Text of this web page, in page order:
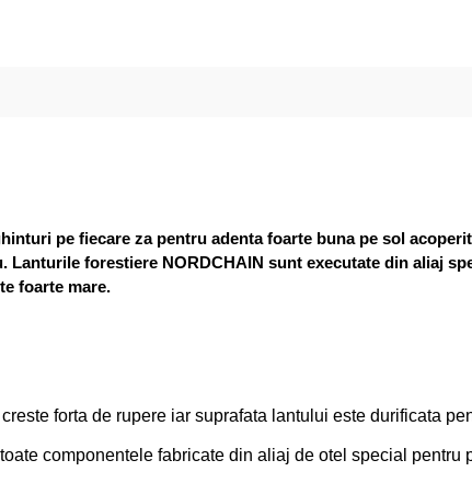
pe fiecare za pentru adenta foarte buna pe sol
forestiere NORDCHAIN sunt executate din aliaj
foarte mare.
forta de rupere iar suprafata lantului este durificata
componentele fabricate din aliaj de otel special pentru